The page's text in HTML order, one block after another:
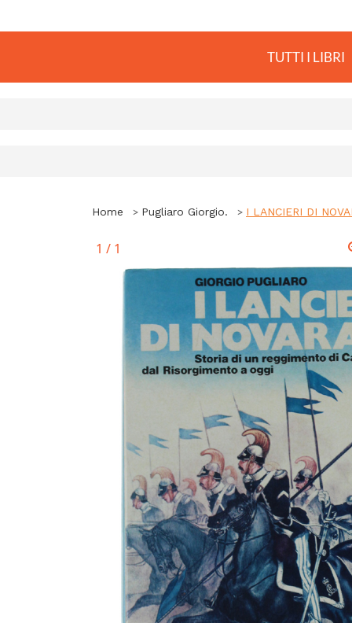
TUTTI I LIBRI
Home Pugliaro Giorgio. I LANCIERI DI
1 / 1